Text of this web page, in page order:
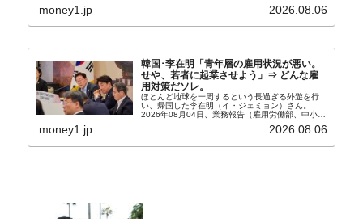
money1.jp 2026.08.06
韓国･李在明「青年層の雇用状況が悪い。
せや、若者に起業させよう」⇒ どんな雇
用対策だソレ。
ほとんど地球を一周するという長過ぎる外遊を行
い、帰国した李在明（イ・ジェミョン）さん。
2026年08月04日、業務報告（雇用労働部、中小ベ
上、韓国大統領に成りおおせた李在明（イ・ジェミ
money1.jp 2026.08.06